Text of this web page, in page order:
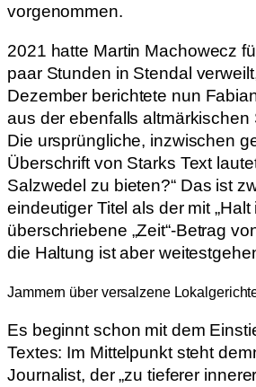
vorgenommen.
2021 hatte Martin Machowecz
paar Stunden in Stendal
Dezember berichtete nun
aus der ebenfalls altmärkischen
Die ursprüngliche, inzwischen
Überschrift von Starks Text
Salzwedel zu bieten?“ Das ist
eindeutiger Titel als der mit „Halt
überschriebene „Zeit“-Betrag
die Haltung ist aber
Jammern über versalzene
Es beginnt schon mit dem
Textes: Im Mittelpunkt steht
Journalist, der „zu tieferer